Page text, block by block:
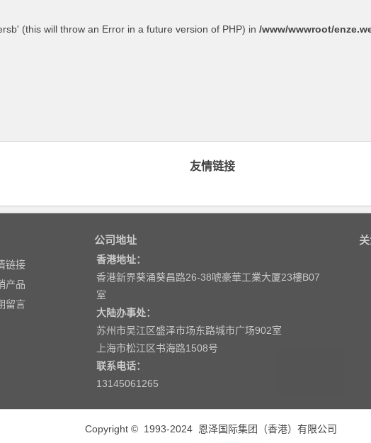
(this will throw an Error in a future version of PHP) in /www/wwwroot/
友情链接
链接
产品
留言
公司地址
香港地址：
香港新界葵涌葵昌路26-38唬豪華工業大厦23樓B07
室
大陆办事处：
苏州市吴江区盛泽市场东路城市广场902室
上海市松江区书海路1508号
联系电话：
‭13145061265‬
Copyright © 1993-2024 恩泽国际集团（香港）有限公司